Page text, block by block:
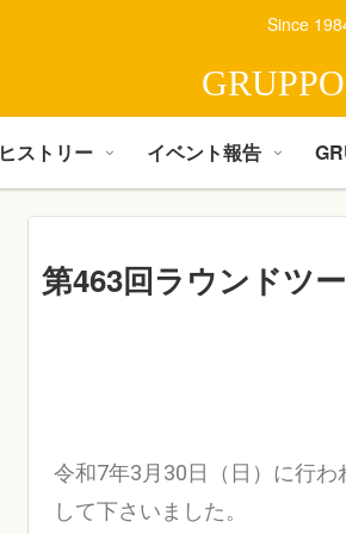
Since
ヒストリー イベント報告
第463回ラウンドツ
令和7年3月30日（日）に行
して下さいました。